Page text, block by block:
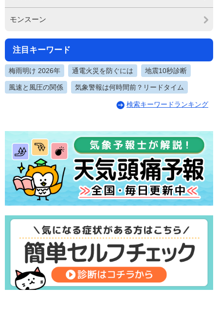
モンスーン
注目キーワード
梅雨明け 2026年 通電火災を防ぐには 地震10秒診断
風速と風圧の関係 気象警報は何時間前？リードタイム
検索キーワードランキング